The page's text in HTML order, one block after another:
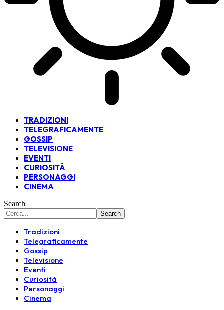
TRADIZIONI
TELEGRAFICAMENTE
GOSSIP
TELEVISIONE
EVENTI
CURIOSITÀ
PERSONAGGI
CINEMA
Search
Tradizioni
Telegraficamente
Gossip
Televisione
Eventi
Curiosità
Personaggi
Cinema